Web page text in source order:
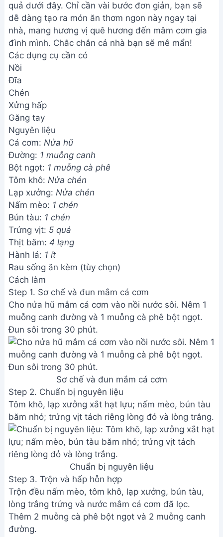
quả dưới đây. Chỉ cần vài bước đơn giản, bạn sẽ
dễ dàng tạo ra món ăn thơm ngon này ngay tại
nhà, mang hương vị quê hương đến mâm cơm gia
đình mình. Chắc chắn cả nhà bạn sẽ mê mẩn!
Các dụng cụ cần có
Nồi
Đĩa
Chén
Xửng hấp
Găng tay
Nguyên liệu
Cá cơm: Nửa hũ
Đường: 1 muỗng canh
Bột ngọt: 1 muỗng cà phê
Tôm khô: Nửa chén
Lạp xưởng: Nửa chén
Nấm mèo: 1 chén
Bún tàu: 1 chén
Trứng vịt: 5 quả
Thịt băm: 4 lạng
Hành lá: 1 ít
Rau sống ăn kèm (tùy chọn)
Cách làm
Step 1. Sơ chế và đun mắm cá cơm
Cho nửa hũ mắm cá cơm vào nồi nước sôi. Nêm 1
muỗng canh đường và 1 muỗng cà phê bột ngọt.
Đun sôi trong 30 phút.
Sơ chế và đun mắm cá cơm
Step 2. Chuẩn bị nguyên liệu
Tôm khô, lạp xưởng xắt hạt lựu; nấm mèo, bún tàu
băm nhỏ; trứng vịt tách riêng lòng đỏ và lòng trắng.
Chuẩn bị nguyên liệu
Step 3. Trộn và hấp hỗn hợp
Trộn đều nấm mèo, tôm khô, lạp xưởng, bún tàu,
lòng trắng trứng và nước mắm cá cơm đã lọc.
Thêm 2 muỗng cà phê bột ngọt và 2 muỗng canh
đường.